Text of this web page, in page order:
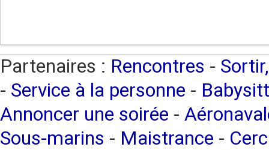
Partenaires : Rencontres -
- Service à la personne -
Annoncer une soirée -
Sous-marins - Maistrance -